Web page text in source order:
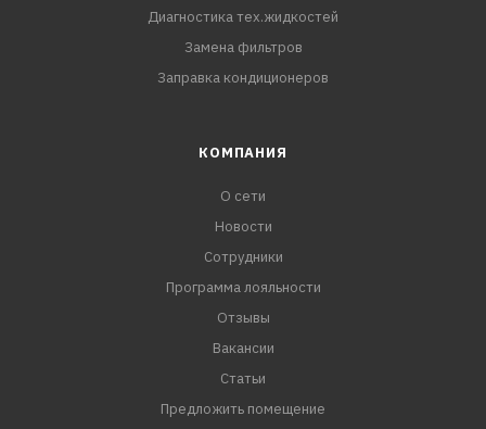
Диагностика тех.жидкостей
Замена фильтров
Заправка кондиционеров
КОМПАНИЯ
О сети
Новости
Сотрудники
Программа лояльности
Отзывы
Вакансии
Статьи
Предложить помещение